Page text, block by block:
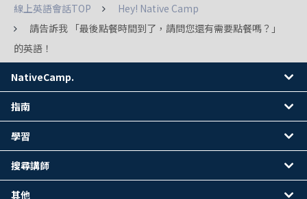
線上英語會話TOP
Hey! Native Camp
請告訴我 「最後點餐時間到了，請問您還有需要點餐嗎？」
的英語！
NativeCamp.
指南
學習
搜尋講師
其他